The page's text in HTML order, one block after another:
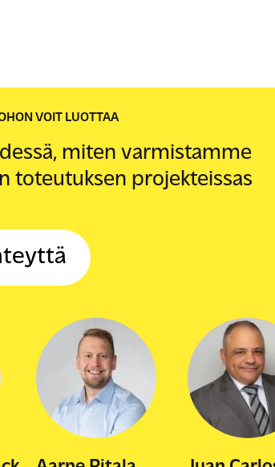
VOIT LUOTTAA
, miten varmistamme
toteutuksen projekteissas